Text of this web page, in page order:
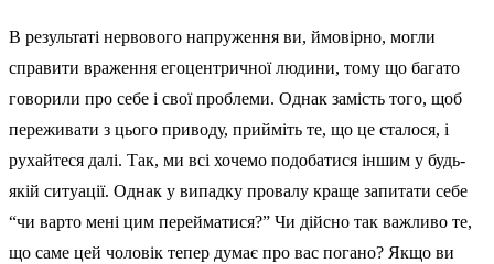
В результаті нервового напруження ви, ймовірно, могли
справити враження егоцентричної людини, тому що багато
говорили про себе і свої проблеми. Однак замість того, щоб
переживати з цього приводу, прийміть те, що це сталося, і
рухайтеся далі. Так, ми всі хочемо подобатися іншим у будь-
якій ситуації. Однак у випадку провалу краще запитати себе
“чи варто мені цим перейматися?” Чи дійсно так важливо те,
що саме цей чоловік тепер думає про вас погано? Якщо ви